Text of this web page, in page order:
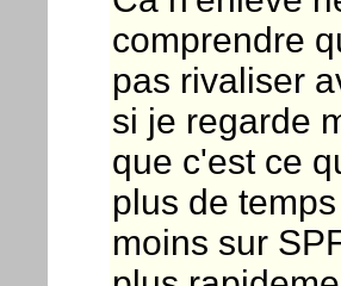
comprendre
pas rivaliser
si je regarde
que c'est ce
plus de
moins sur